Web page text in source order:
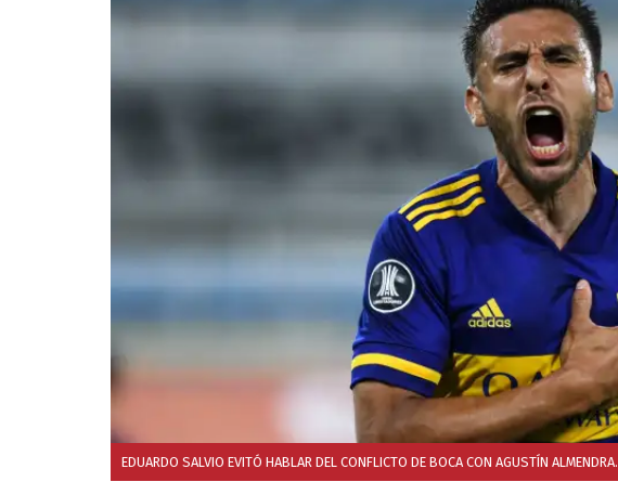
EDUARDO SALVIO EVITÓ HABLAR DEL CONFLICTO DE BOCA CON AGUSTÍN ALMENDRA.